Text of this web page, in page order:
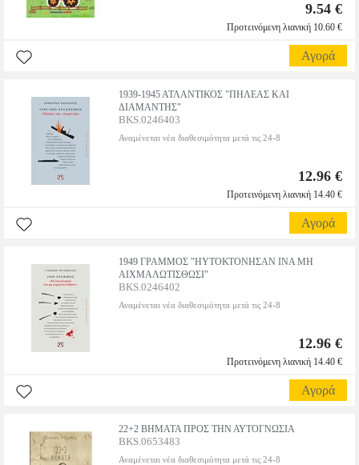
9.54 €
Προτεινόμενη λιανική 10.60 €
Αγορά
1939-1945 ΑΤΛΑΝΤΙΚΟΣ "ΠΗΛΕΑΣ ΚΑΙ
ΔΙΑΜΑΝΤΗΣ"
BKS.0246403
Αναμένεται νέα διαθεσιμότητα μετά τις 24-8
12.96 €
Προτεινόμενη λιανική 14.40 €
Αγορά
1949 ΓΡΑΜΜΟΣ "ΗΥΤΟΚΤΟΝΗΣΑΝ ΙΝΑ ΜΗ
ΑΙΧΜΑΛΩΤΙΣΘΩΣΙ"
BKS.0246402
Αναμένεται νέα διαθεσιμότητα μετά τις 24-8
12.96 €
Προτεινόμενη λιανική 14.40 €
Αγορά
22+2 ΒΗΜΑΤΑ ΠΡΟΣ ΤΗΝ ΑΥΤΟΓΝΩΣΙΑ
BKS.0653483
Αναμένεται νέα διαθεσιμότητα μετά τις 24-8